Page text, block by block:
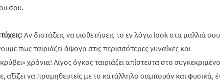
σου.
Αν διστάζεις να υιοθετήσεις το εν λόγω look στα μαλλιά
πως ταιριάζει άψογα στις περισσότερες γυναίκες και
χρόνια! Λίγος όγκος ταιριάζει απίστευτα στο συγκεκριμένο
αξίζει να προμηθευτείς με το κατάλληλο σαμπουάν και φυσικά,